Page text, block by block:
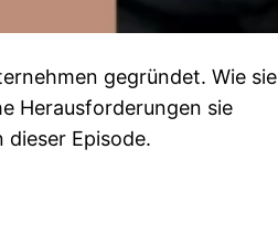
gegründet. Wie sie
Herausforderungen sie
Episode.